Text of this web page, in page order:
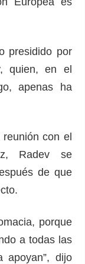
presidido por
quien, en el
apenas ha
con el
Radev se
de que
porque
a todas las
dijo